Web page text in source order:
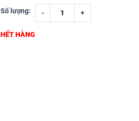
Số lượng: - +
HẾT HÀNG